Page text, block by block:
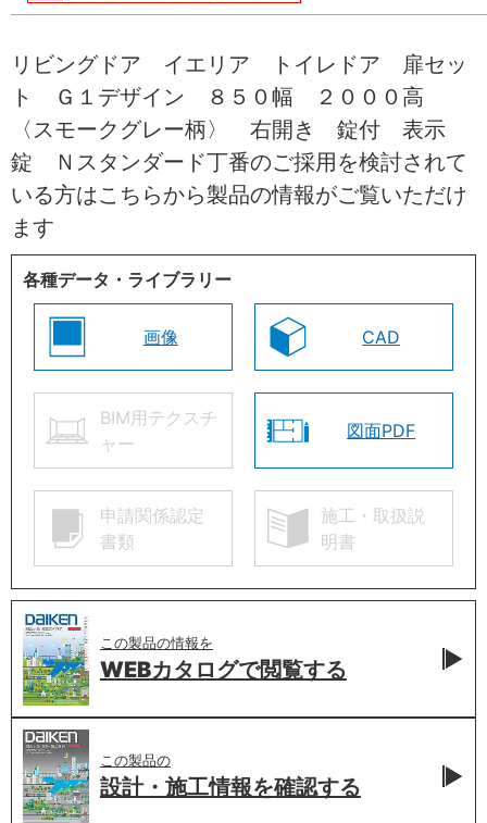
リビングドア イエリア トイレドア 扉セッ
ト Ｇ１デザイン ８５０幅 ２０００高
〈スモークグレー柄〉 右開き 錠付 表示
錠 Ｎスタンダード丁番のご採用を検討されて
いる方はこちらから製品の情報がご覧いただけ
ます
各種データ・ライブラリー
画像 CAD
BIM用テクスチ
ャー
図面PDF
申請関係認定
書類
施工・取扱説
明書
この製品の情報を
WEBカタログで閲覧する
この製品の
設計・施工情報を確認する